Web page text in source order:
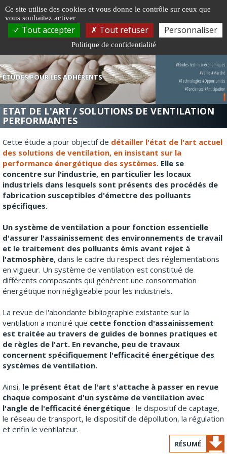
ÉTUDES POUR LES ADHÉRENTS
ETAT DE L'ART / SOLUTIONS DE VENTILATION
PERFORMANTES
Cette étude a pour objectif de détailler l'état de l'art actuel
des solutions de ventilation, en insistant sur la
performance énergétique des systèmes. Elle se
concentre sur l'industrie, en particulier les locaux
industriels dans lesquels sont présents des procédés de
fabrication susceptibles d'émettre des polluants
spécifiques.
Un système de ventilation a pour fonction essentielle
d'assurer l'assainissement des environnements de travail
et le traitement des polluants émis avant rejet à
l'atmosphère, dans le cadre du respect des réglementations
en vigueur. Un système de ventilation est constitué de
différents composants qui génèrent une consommation
énergétique non négligeable pour les industriels.
La revue de l'abondante bibliographie existante sur la
ventilation a montré que cette fonction d'assainissement
est traitée au travers de guides de bonnes pratiques et
de règles de l'art. En revanche, peu de travaux
concernent spécifiquement l'efficacité énergétique des
systèmes de ventilation.
Ainsi, le présent état de l'art s'attache à passer en revue
chaque composant d'un système de ventilation avec
l'angle de l'efficacité énergétique : le dispositif de captage,
le réseau de transport, le dispositif de dépollution, la régulation
et enfin le ventilateur.
RÉSUMÉ
Gestion de vos préférences sur les cookies
Ce site utilise des cookies et vous donne le contrôle sur ceux que
vous souhaitez activer
Tout accepter Tout refuser Personnaliser
Politique de confidentialité